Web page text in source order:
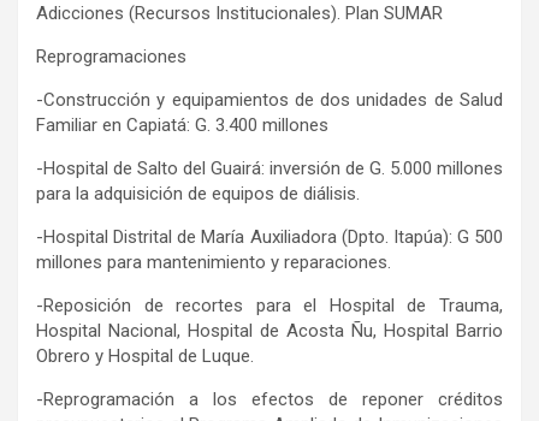
Adicciones (Recursos Institucionales). Plan SUMAR
Reprogramaciones
-Construcción y equipamientos de dos unidades de Salud
Familiar en Capiatá: G. 3.400 millones
-Hospital de Salto del Guairá: inversión de G. 5.000 millones
para la adquisición de equipos de diálisis.
-Hospital Distrital de María Auxiliadora (Dpto. Itapúa): G 500
millones para mantenimiento y reparaciones.
-Reposición de recortes para el Hospital de Trauma,
Hospital Nacional, Hospital de Acosta Ñu, Hospital Barrio
Obrero y Hospital de Luque.
-Reprogramación a los efectos de reponer créditos